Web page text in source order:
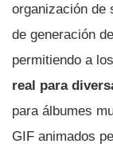
organización de
de generación
permitiendo a
real para
para álbumes
GIF animados